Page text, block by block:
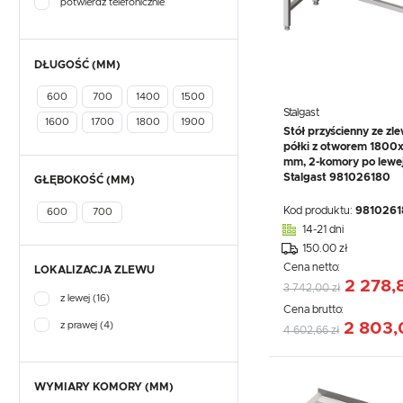
potwierdź telefonicznie
DŁUGOŚĆ (MM)
600 700 1400 1500
1600 1700 1800 1900
GŁĘBOKOŚĆ (MM)
600 700
LOKALIZACJA ZLEWU
z lewej (16)
z prawej (4)
WYMIARY KOMORY (MM)
Stalgast
Stół przyścienny ze
półki z otworem
mm, 2-komory po lewej
Stalgast 981026180
Kod produktu:
14-21 dni
150.00 zł
Cena netto:
3 742,00 zł 2
Cena brutto:
4 602,66 zł 2